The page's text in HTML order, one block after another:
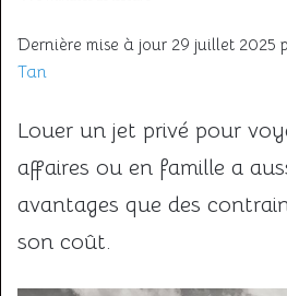
Dernière mise à jour 29 juillet 2025
Tan
Louer un jet privé pour
affaires ou en famille a
avantages que des
son coût.